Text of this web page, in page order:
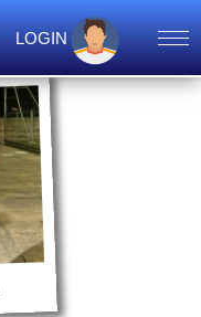
LOGIN